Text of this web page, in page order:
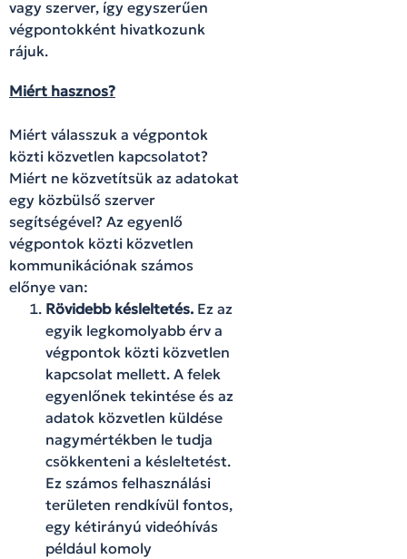
vagy szerver, így egyszerűen
végpontokként hivatkozunk
rájuk.
Miért hasznos?
Miért válasszuk a végpontok
közti közvetlen kapcsolatot?
Miért ne közvetítsük az adatokat
egy közbülső szerver
segítségével? Az egyenlő
végpontok közti közvetlen
kommunikációnak számos
előnye van:
Rövidebb késleltetés. Ez az
egyik legkomolyabb érv a
végpontok közti közvetlen
kapcsolat mellett. A felek
egyenlőnek tekintése és az
adatok közvetlen küldése
nagymértékben le tudja
csökkenteni a késleltetést.
Ez számos felhasználási
területen rendkívül fontos,
egy kétirányú videóhívás
például komoly